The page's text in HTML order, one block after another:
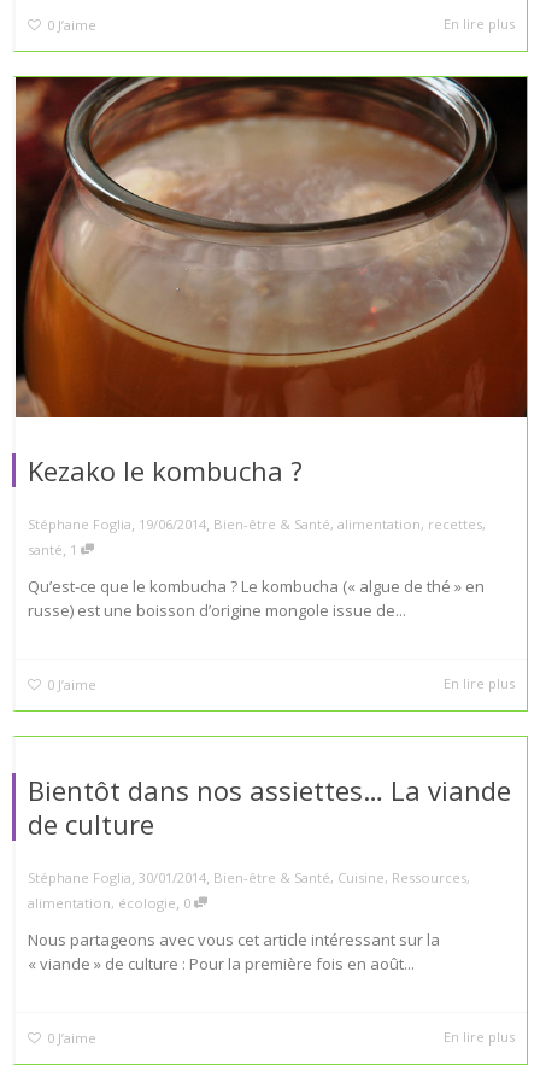
0 J’aime En lire plus
Kezako le kombucha ?
Stéphane Foglia, 19/06/2014, Bien-être & Santé, alimentation, recettes,
santé, 1
Qu’est-ce que le kombucha ? Le kombucha (« algue de thé » en
russe) est une boisson d’origine mongole issue de...
0 J’aime En lire plus
Bientôt dans nos assiettes… La viande
de culture
Stéphane Foglia, 30/01/2014, Bien-être & Santé, Cuisine, Ressources,
alimentation, écologie, 0
Nous partageons avec vous cet article intéressant sur la
« viande » de culture : Pour la première fois en août...
0 J’aime En lire plus